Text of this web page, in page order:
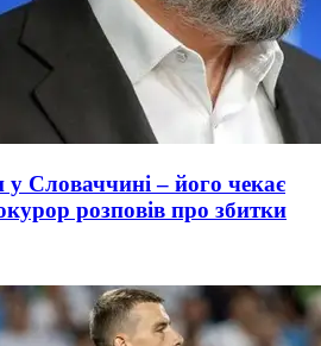
Словаччині – його чекає
розповів про збитки